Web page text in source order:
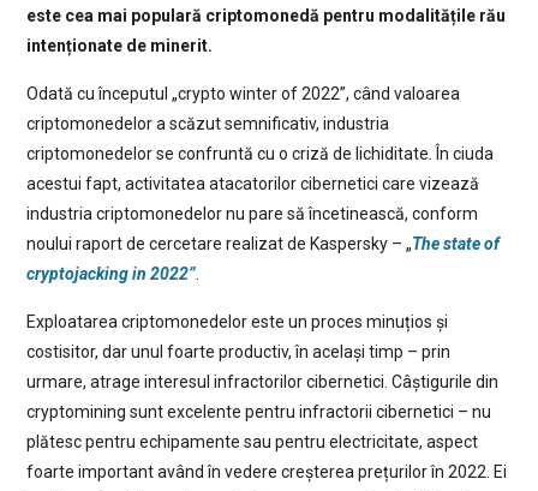
este cea mai populară criptomonedă pentru modalitățile rău
intenționate de minerit.
Odată cu începutul „crypto winter of 2022”, când valoarea
criptomonedelor a scăzut semnificativ, industria
criptomonedelor se confruntă cu o criză de lichiditate. În ciuda
acestui fapt, activitatea atacatorilor cibernetici care vizează
industria criptomonedelor nu pare să încetinească, conform
noului raport de cercetare realizat de Kaspersky – „The state of
cryptojacking in 2022”.
Exploatarea criptomonedelor este un proces minuțios și
costisitor, dar unul foarte productiv, în același timp – prin
urmare, atrage interesul infractorilor cibernetici. Câștigurile din
cryptomining sunt excelente pentru infractorii cibernetici – nu
plătesc pentru echipamente sau pentru electricitate, aspect
foarte important având în vedere creșterea prețurilor în 2022. Ei